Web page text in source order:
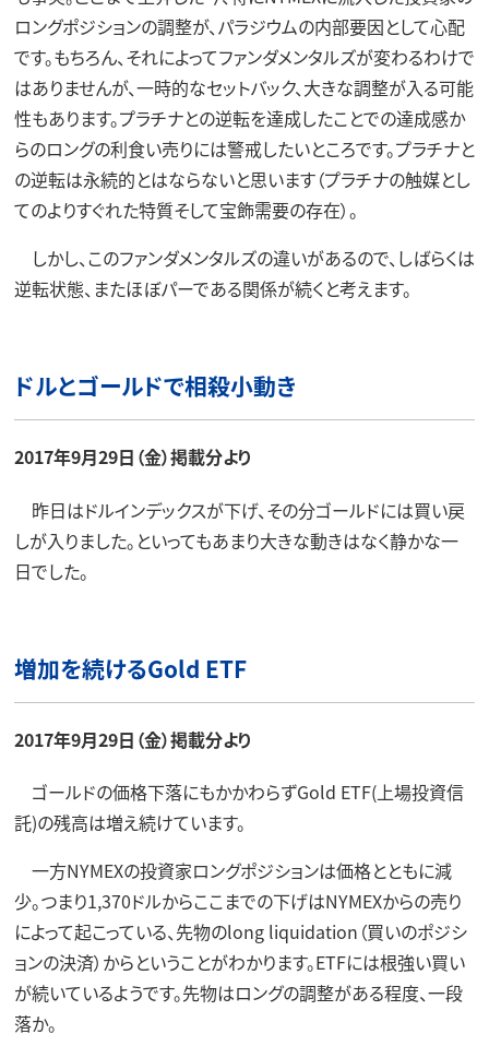
ロングポジションの調整が、パラジウムの内部要因として心配
です。もちろん、それによってファンダメンタルズが変わるわけで
はありませんが、一時的なセットバック、大きな調整が入る可能
性もあります。プラチナとの逆転を達成したことでの達成感か
らのロングの利食い売りには警戒したいところです。プラチナと
の逆転は永続的とはならないと思います（プラチナの触媒とし
てのよりすぐれた特質そして宝飾需要の存在）。
しかし、このファンダメンタルズの違いがあるので、しばらくは
逆転状態、またほぼパーである関係が続くと考えます。
ドルとゴールドで相殺小動き
2017年9月29日（金）掲載分より
昨日はドルインデックスが下げ、その分ゴールドには買い戻
しが入りました。といってもあまり大きな動きはなく静かな一
日でした。
増加を続けるGold ETF
2017年9月29日（金）掲載分より
ゴールドの価格下落にもかかわらずGold ETF(上場投資信
託)の残高は増え続けています。
一方NYMEXの投資家ロングポジションは価格とともに減
少。つまり1,370ドルからここまでの下げはNYMEXからの売り
によって起こっている、先物のlong liquidation（買いのポジシ
ョンの決済）からということがわかります。ETFには根強い買い
が続いているようです。先物はロングの調整がある程度、一段
落か。